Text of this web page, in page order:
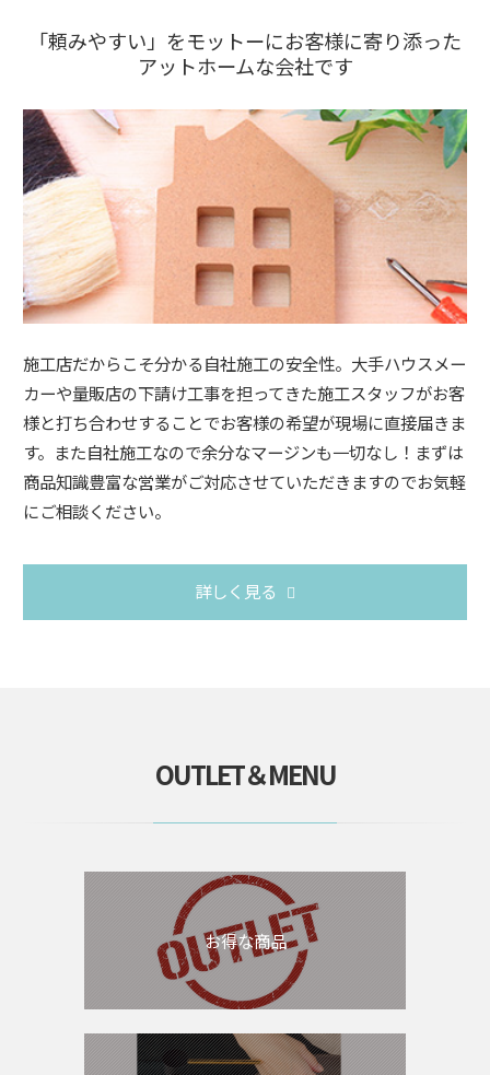
「頼みやすい」をモットーにお客様に寄り添った
アットホームな会社です
施工店だからこそ分かる自社施工の安全性。大手ハウスメー
カーや量販店の下請け工事を担ってきた施工スタッフがお客
様と打ち合わせすることでお客様の希望が現場に直接届きま
す。また自社施工なので余分なマージンも一切なし！まずは
商品知識豊富な営業がご対応させていただきますのでお気軽
にご相談ください。
詳しく見る
OUTLET＆MENU
お得な商品